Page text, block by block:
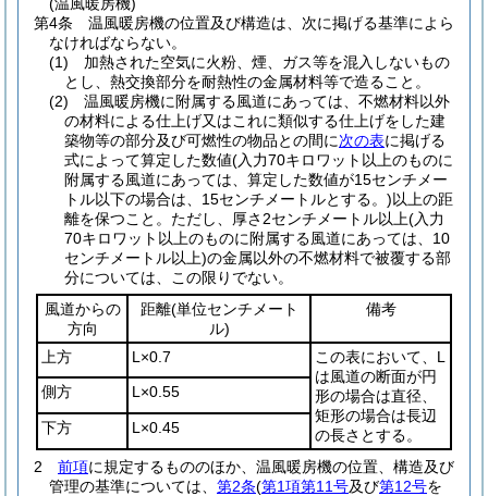
第4条
温風暖房機の位置及び構造は、次に掲げる基準によら
なければならない。
(1)
加熱された空気に火粉、煙、ガス等を混入しないもの
とし、熱交換部分を耐熱性の金属材料等で造ること。
(2)
温風暖房機に附属する風道にあっては、不燃材料以外
の材料による仕上げ又はこれに類似する仕上げをした建
築物等の部分及び可燃性の物品との間に次の表に掲げる
式によって算定した数値(入力70キロワット以上のものに
附属する風道にあっては、算定した数値が15センチメー
トル以下の場合は、15センチメートルとする。)以上の距
離を保つこと。 ただし、厚さ2センチメートル以上(入力
70キロワット以上のものに附属する風道にあっては、10
センチメートル以上)の金属以外の不燃材料で被覆する部
分については、この限りでない。
風道からの
方向
距離(単位センチメート
ル)
備考
上方 L×0.7
この表において、L
は風道の断面が円
形の場合は直径、
矩形の場合は長辺
の長さとする。
側方 L×0.55
下方 L×0.45
2 前項に規定するもののほか、温風暖房機の位置、構造及び
管理の基準については、 第2条(第1項第11号及び第12号を